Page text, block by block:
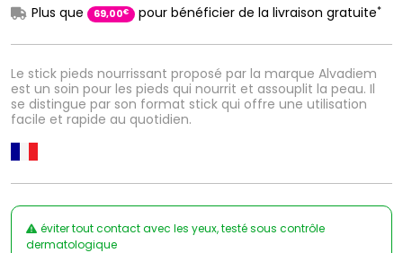
Le stick pieds nourrissant proposé par la marque Alvadiem
est un soin pour les pieds qui nourrit et assouplit la peau. Il
se distingue par son format stick qui offre une utilisation
facile et rapide au quotidien.
Plus que
69,00€ pour bénéficier de la livraison gratuite*
éviter tout contact avec les yeux, testé sous contrôle
dermatologique